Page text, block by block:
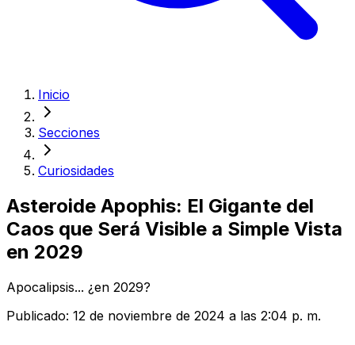
Inicio
Secciones
Curiosidades
Asteroide Apophis: El Gigante del
Caos que Será Visible a Simple Vista
en 2029
Apocalipsis... ¿en 2029?
Publicado: 12 de noviembre de 2024 a las 2:04 p. m.